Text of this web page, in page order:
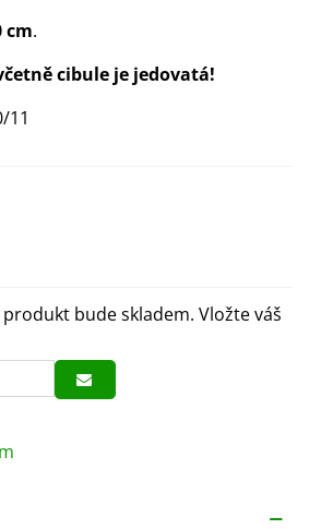
cm.
cibule je jedovatá!
11
bude skladem. Vložte váš